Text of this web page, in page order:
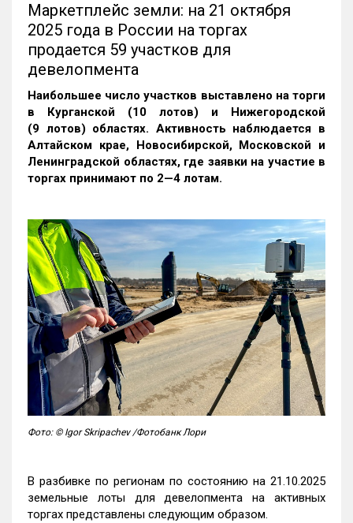
Маркетплейс земли: на 21 октября
2025 года в России на торгах
продается 59 участков для
девелопмента
Наибольшее число участков выставлено на торги
в Курганской (10 лотов) и Нижегородской
(9 лотов) областях. Активность наблюдается в
Алтайском крае, Новосибирской, Московской и
Ленинградской областях, где заявки на участие в
торгах принимают по 2—4 лотам.
Фото: © Igor Skripachev /Фотобанк Лори
В разбивке по регионам по состоянию на 21.10.2025
земельные лоты для девелопмента на активных
торгах представлены следующим образом.